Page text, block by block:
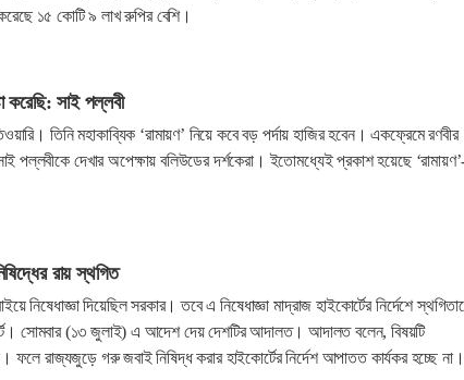
১৫ কোটি ৯ লাখ রুপির বেশি।
করেছি: সাই পল্লবী
তিনি মহাকাব্যিক ‘রামায়ণ’ নিয়ে কবে বড় পর্দায় হাজির হবেন। একফ্রেমে রণবীর
পল্লবীকে দেখার অপেক্ষায় বলিউডের দর্শকেরা। ইতোমধ্যেই প্রকাশ হয়েছে
রায় স্থগিত
নিষেধাজ্ঞা দিয়েছিল সরকার। তবে এ নিষেধাজ্ঞা মাদ্রাজ হাইকোর্টের নির্দেশে
সোমবার (১৩ জুলাই) এ আদেশ দেয় দেশটির আদালত। আদালত বলেন, বিষয়টি
ফলে রাজ্যজুড়ে গরু জবাই নিষিদ্ধ করার হাইকোর্টের নির্দেশ আপাতত কার্যকর হচ্ছে না।